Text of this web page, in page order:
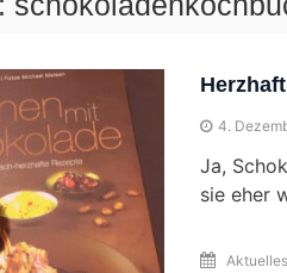
4.
Ja,
sie eher
Aktuelles